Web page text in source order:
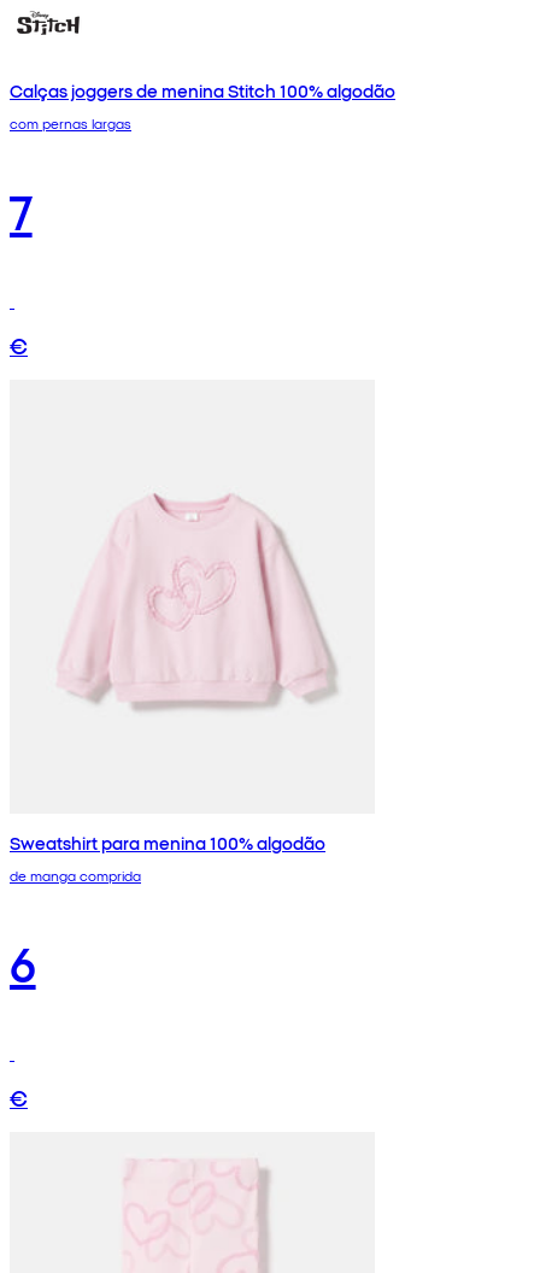
Calças joggers de menina Stitch 100% algodão
com pernas largas
7
€
Sweatshirt para menina 100% algodão
de manga comprida
6
€